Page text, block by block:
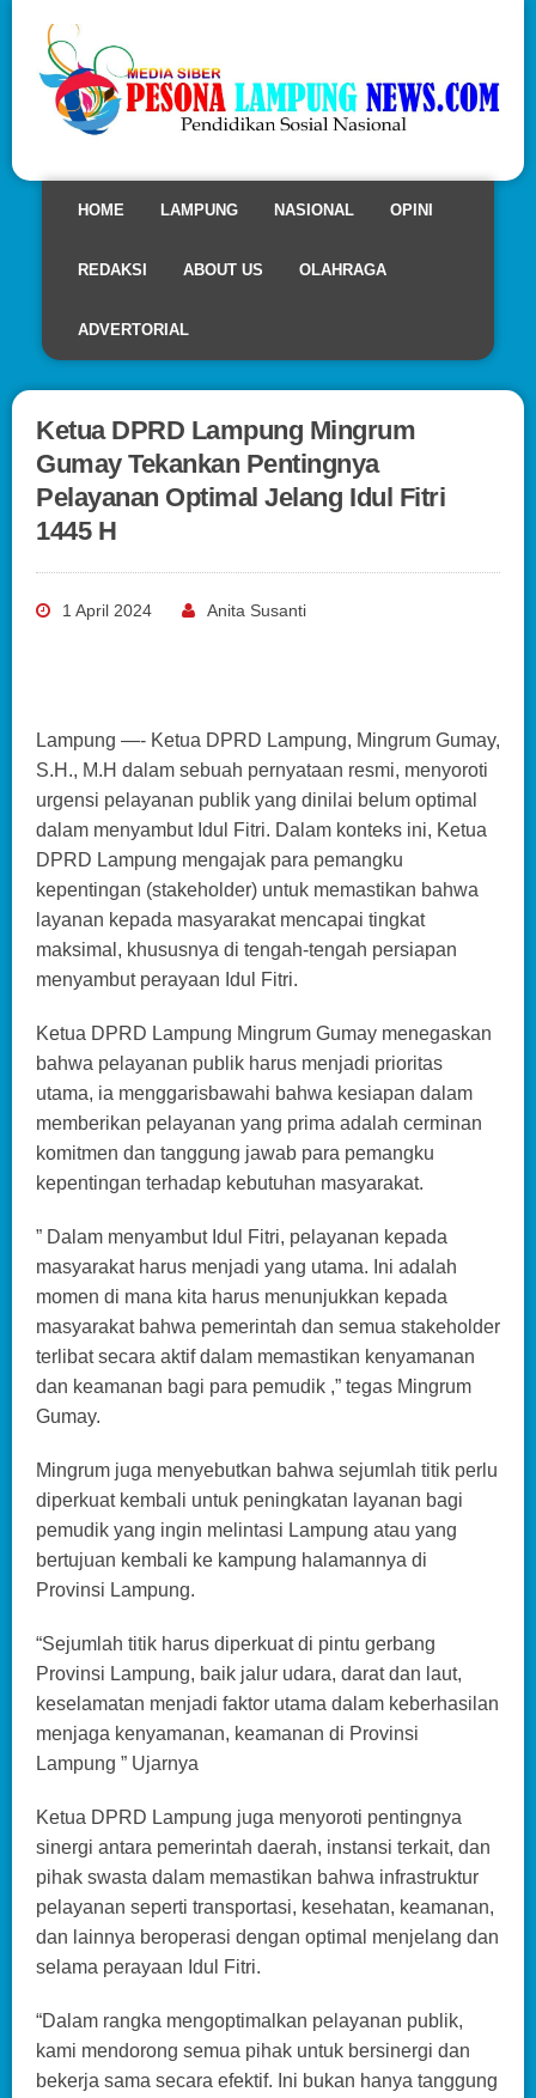
HOME LAMPUNG NASIONAL OPINI
REDAKSI ABOUT US OLAHRAGA
ADVERTORIAL
Ketua DPRD Lampung Mingrum
Gumay Tekankan Pentingnya
Pelayanan Optimal Jelang Idul Fitri
1445 H
1 April 2024 Anita Susanti
Lampung —- Ketua DPRD Lampung, Mingrum Gumay,
S.H., M.H dalam sebuah pernyataan resmi, menyoroti
urgensi pelayanan publik yang dinilai belum optimal
dalam menyambut Idul Fitri. Dalam konteks ini, Ketua
DPRD Lampung mengajak para pemangku
kepentingan (stakeholder) untuk memastikan bahwa
layanan kepada masyarakat mencapai tingkat
maksimal, khususnya di tengah-tengah persiapan
menyambut perayaan Idul Fitri.
Ketua DPRD Lampung Mingrum Gumay menegaskan
bahwa pelayanan publik harus menjadi prioritas
utama, ia menggarisbawahi bahwa kesiapan dalam
memberikan pelayanan yang prima adalah cerminan
komitmen dan tanggung jawab para pemangku
kepentingan terhadap kebutuhan masyarakat.
” Dalam menyambut Idul Fitri, pelayanan kepada
masyarakat harus menjadi yang utama. Ini adalah
momen di mana kita harus menunjukkan kepada
masyarakat bahwa pemerintah dan semua stakeholder
terlibat secara aktif dalam memastikan kenyamanan
dan keamanan bagi para pemudik ,” tegas Mingrum
Gumay.
Mingrum juga menyebutkan bahwa sejumlah titik perlu
diperkuat kembali untuk peningkatan layanan bagi
pemudik yang ingin melintasi Lampung atau yang
bertujuan kembali ke kampung halamannya di
Provinsi Lampung.
“Sejumlah titik harus diperkuat di pintu gerbang
Provinsi Lampung, baik jalur udara, darat dan laut,
keselamatan menjadi faktor utama dalam keberhasilan
menjaga kenyamanan, keamanan di Provinsi
Lampung ” Ujarnya
Ketua DPRD Lampung juga menyoroti pentingnya
sinergi antara pemerintah daerah, instansi terkait, dan
pihak swasta dalam memastikan bahwa infrastruktur
pelayanan seperti transportasi, kesehatan, keamanan,
dan lainnya beroperasi dengan optimal menjelang dan
selama perayaan Idul Fitri.
“Dalam rangka mengoptimalkan pelayanan publik,
kami mendorong semua pihak untuk bersinergi dan
bekerja sama secara efektif. Ini bukan hanya tanggung